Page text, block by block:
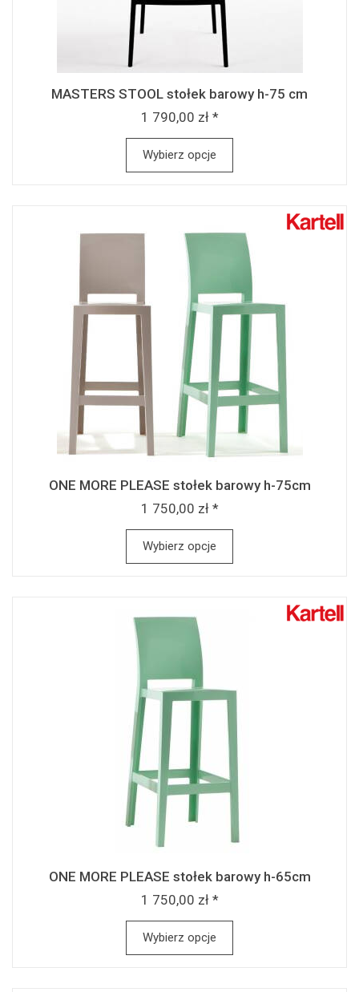
MASTERS STOOL stołek barowy h-75 cm
1 790,00 zł *
Wybierz opcje
ONE MORE PLEASE stołek barowy h-75cm
1 750,00 zł *
Wybierz opcje
ONE MORE PLEASE stołek barowy h-65cm
1 750,00 zł *
Wybierz opcje